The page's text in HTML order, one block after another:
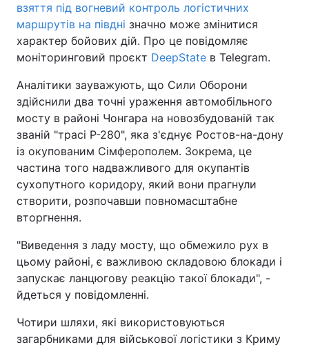
взяття під вогневий контроль логістичних
маршрутів на півдні значно може змінитися
характер бойових дій. Про це повідомляє
моніторинговий проєкт DeepState в Telegram.
Аналітики зауважують, що Сили Оборони
здійснили два точні ураження автомобільного
мосту в районі Чонгара на новозбудованій так
званій "трасі Р-280", яка з'єднує Ростов-на-дону
із окупованим Сімферополем. Зокрема, це
частина того надважливого для окупантів
сухопутного коридору, який вони прагнули
створити, розпочавши повномасштабне
вторгнення.
"Виведення з ладу мосту, що обмежило рух в
цьому районі, є важливою складовою блокади і
запускає ланцюгову реакцію такої блокади", -
йдеться у повідомленні.
Чотири шляхи, які використовуються
загарбниками для військової логістики з Криму